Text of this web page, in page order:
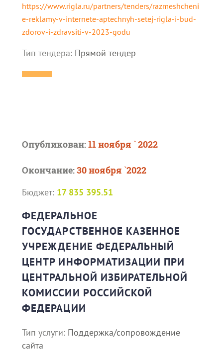
https://www.rigla.ru/partners/tenders/razmeshcheni
e-reklamy-v-internete-aptechnyh-setej-rigla-i-bud-
zdorov-i-zdravsiti-v-2023-godu
Тип тендера: Прямой тендер
Опубликован:11 ноября ` 2022
Окончание:30 ноября `2022
Бюджет: 17 835 395.51
ФЕДЕРАЛЬНОЕ
ГОСУДАРСТВЕННОЕ КАЗЕННОЕ
УЧРЕЖДЕНИЕ ФЕДЕРАЛЬНЫЙ
ЦЕНТР ИНФОРМАТИЗАЦИИ ПРИ
ЦЕНТРАЛЬНОЙ ИЗБИРАТЕЛЬНОЙ
КОМИССИИ РОССИЙСКОЙ
ФЕДЕРАЦИИ
Тип услуги: Поддержка/сопровождение
сайта